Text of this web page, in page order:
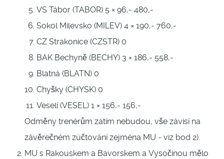
VS Tábor (TABOR) 5 × 96,- 480,-
Sokol Milevsko (MILEV) 4 × 190,- 760,-
CZ Strakonice (CZSTR) 0
BAK Bechyně (BECHY) 3 × 186,- 558,-
Blatná (BLATN) 0
Chyšky (CHYSK) 0
Veselí (VESEL) 1 × 156,- 156,-
Odměny trenérům zatím nebudou, vše závisí na
závěrečném zúčtování zejména MU - viz bod 2).
MU s Rakouskem a Bavorskem a Vysočinou mělo